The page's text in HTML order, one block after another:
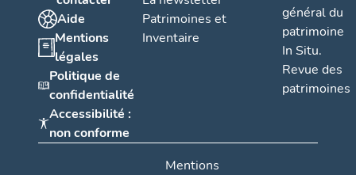
Aide
Mentions
légales
Politique de
confidentialité
Accessibilité :
non conforme
Patrimoines et
Inventaire
général du
patrimoine
In Situ.
Revue des
patrimoines
Mentions